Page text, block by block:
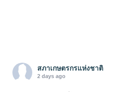
สภาเกษตรกรแห่งชาติ
2 days ago